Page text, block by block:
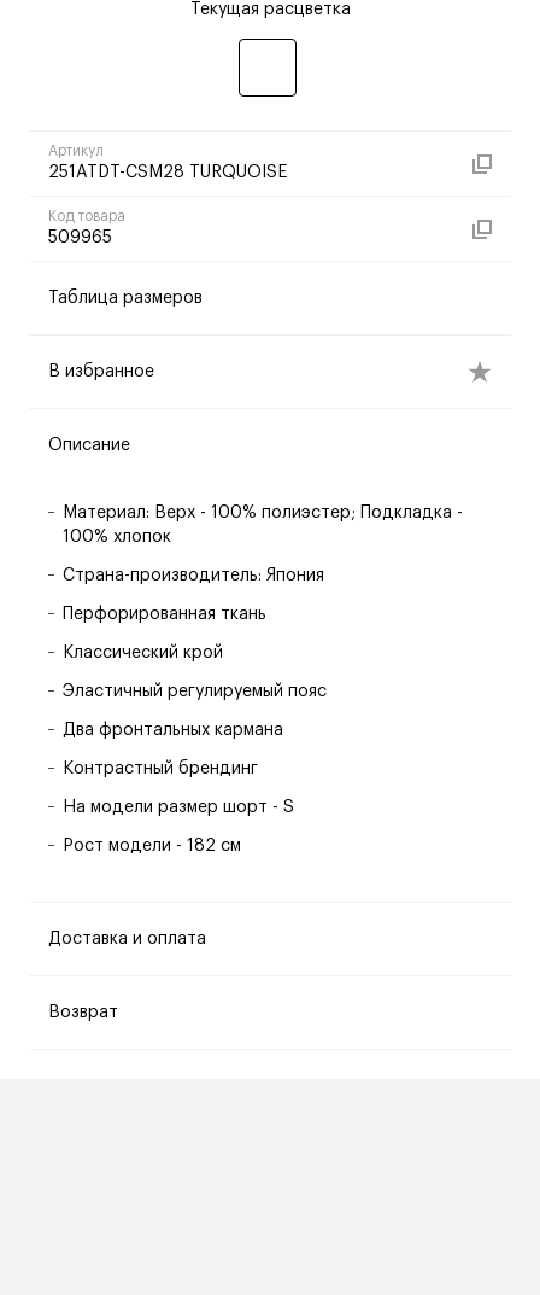
Текущая расцветка
Артикул
251ATDT-CSM28 TURQUOISE
Код товара
509965
Таблица размеров
В избранное
Описание
Материал: Верх - 100% полиэстер; Подкладка -
100% хлопок
Страна-производитель: Япония
Перфорированная ткань
Классический крой
Эластичный регулируемый пояс
Два фронтальных кармана
Контрастный брендинг
На модели размер шорт - S
Рост модели - 182 см
Доставка и оплата
Возврат